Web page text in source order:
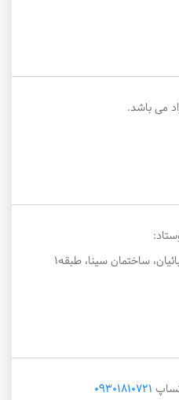
می باشد.
ساختمان سینا، طبقه1
09301810721